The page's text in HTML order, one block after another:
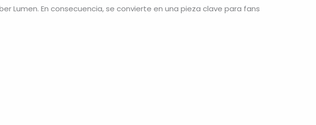
Lumen. En consecuencia, se convierte en una pieza clave para fans